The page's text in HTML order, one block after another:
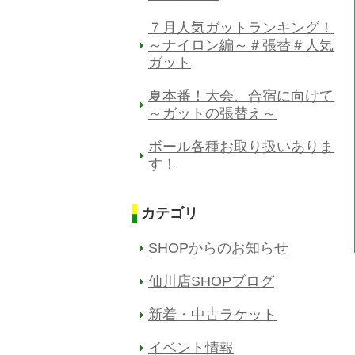
７月人気ガットランキング！
～ナイロン編～＃張替＃人気
ガット
夏本番！大会、合宿に向けて
～ガットの張替え～
ボール各種お取り扱いありま
す！
カテゴリ
SHOPからのお知らせ
仙川店SHOPブログ
新着・中古ラケット
イベント情報